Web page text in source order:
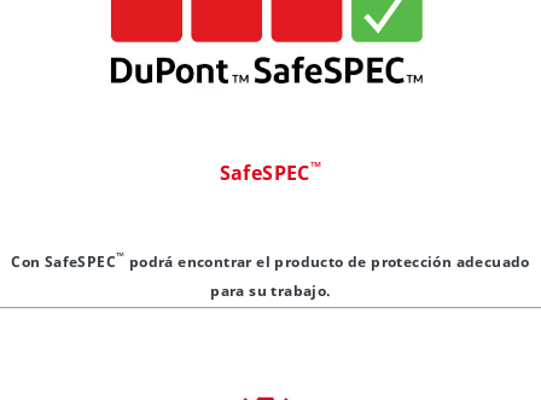
SafeSPEC™
Con SafeSPEC™ podrá encontrar el producto de protección adecuado
para su trabajo.